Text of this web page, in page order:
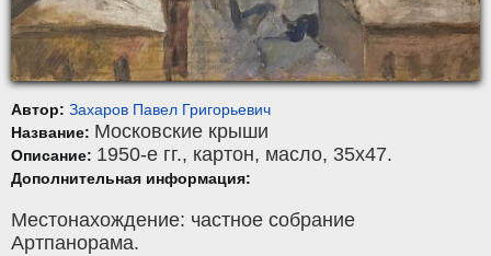
Автор: Захаров Павел Григорьевич
Название: Московские крыши
Описание: 1950-е гг., картон, масло, 35x47.
Дополнительная информация:
Местонахождение: частное собрание
Артпанорама.